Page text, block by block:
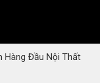
Hàng Đầu Nội Thất